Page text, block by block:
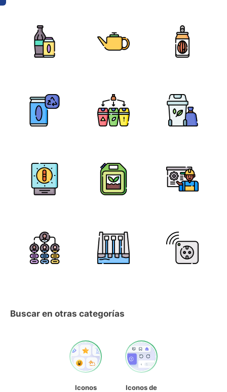
Buscar en otras categorías
Iconos
Iconos de